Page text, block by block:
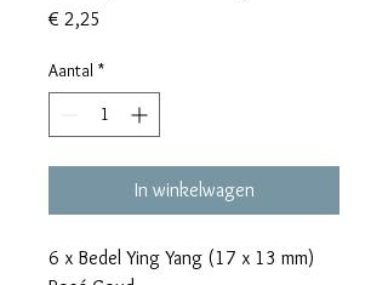
€ 2,25
Aantal *
In winkelwagen
6 x Bedel Ying Yang (17 x 13 mm)